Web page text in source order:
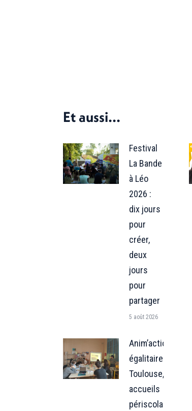
Et aussi...
Festival
La Bande
à Léo
2026 :
dix jours
pour
créer,
deux
jours
pour
partager
5 août 2026
Anim’action
égalitaire : à
Toulouse, 4
accueils
périscolaires